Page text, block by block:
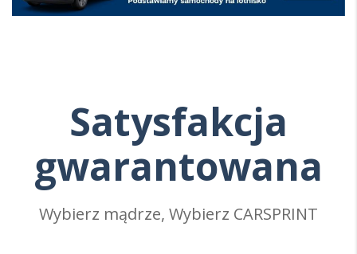
Satysfakcja
gwarantowana
Wybierz mądrze, Wybierz CARSPRINT